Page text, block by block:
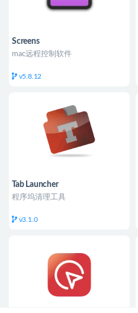
Screens
mac远程控制软件
v5.8.12
Tab Launcher
程序坞清理工具
v3.1.0